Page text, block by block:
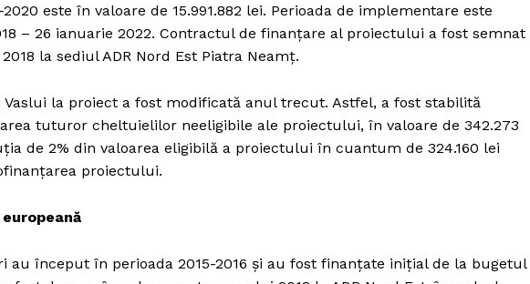
este în valoare de 15.991.882 lei. Perioada de implementare este
– 26 ianuarie 2022. Contractul de finanțare al proiectului a fost semnat
la sediul ADR Nord Est Piatra Neamț.
la proiect a fost modificată anul trecut. Astfel, a fost stabilită
tuturor cheltuielilor neeligibile ale proiectului, în valoare de 342.273
de 2% din valoarea eligibilă a proiectului în cuantum de 324.160 lei
proiectului.
început în perioada 2015-2016 și au fost finanțate inițial de la bugetul